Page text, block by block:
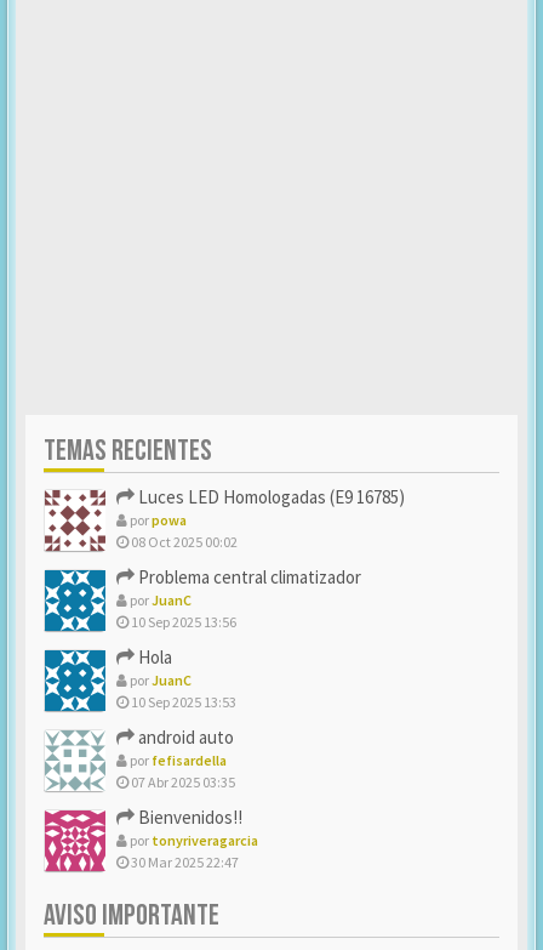
TEMAS RECIENTES
Luces LED Homologadas (E9 16785)
porpowa
08 Oct 2025 00:02
Problema central climatizador
porJuanC
10 Sep 2025 13:56
Hola
porJuanC
10 Sep 2025 13:53
android auto
por fefisardella
07 Abr 2025 03:35
Bienvenidos!!
por tonyriveragarcia
30 Mar 2025 22:47
AVISO IMPORTANTE